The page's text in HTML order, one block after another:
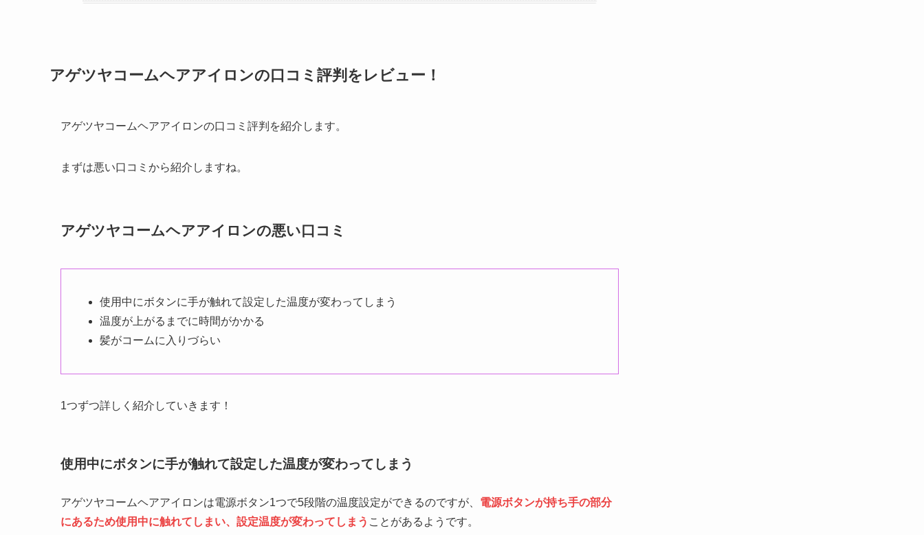
アゲツヤコームヘアアイロンの口コミ評判をレビュー！
アゲツヤコームヘアアイロンの口コミ評判を紹介します。
まずは悪い口コミから紹介しますね。
アゲツヤコームヘアアイロンの悪い口コミ
使用中にボタンに手が触れて設定した温度が変わってしまう
温度が上がるまでに時間がかかる
髪がコームに入りづらい
1つずつ詳しく紹介していきます！
使用中にボタンに手が触れて設定した温度が変わってしまう
アゲツヤコームヘアアイロンは電源ボタン1つで5段階の温度設定ができるのですが、 電源ボタンが持ち手の部分
にあるため使用中に触れてしまい、設定温度が変わってしまう ことがあるようです。